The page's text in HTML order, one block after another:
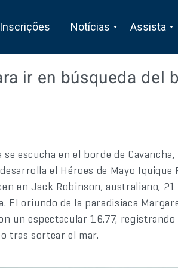
Inscrições Notícias Assista
ir en búsqueda del
escucha en el borde de Cavancha,
el Héroes de Mayo Iquique
en Jack Robinson, australiano, 21
El oriundo de la paradisíaca
un espectacular 16.77, registrando
tras sortear el mar.